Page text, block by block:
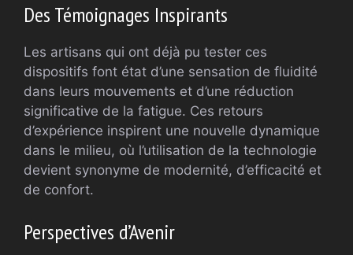
Des Témoignages Inspirants
Les artisans qui ont déjà pu tester ces
dispositifs font état d’une sensation de fluidité
dans leurs mouvements et d’une réduction
significative de la fatigue. Ces retours
d’expérience inspirent une nouvelle dynamique
dans le milieu, où l’utilisation de la technologie
devient synonyme de modernité, d’efficacité et
de confort.
Perspectives d’Avenir